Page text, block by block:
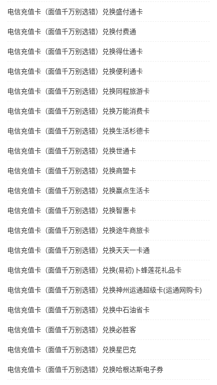
电信充值卡（面值千万别选错）兑换盛付通卡
电信充值卡（面值千万别选错）兑换付费通
电信充值卡（面值千万别选错）兑换得仕通卡
电信充值卡（面值千万别选错）兑换便利通卡
电信充值卡（面值千万别选错）兑换同程旅游卡
电信充值卡（面值千万别选错）兑换万能消费卡
电信充值卡（面值千万别选错）兑换生活杉德卡
电信充值卡（面值千万别选错）兑换世通卡
电信充值卡（面值千万别选错）兑换商盟卡
电信充值卡（面值千万别选错）兑换赢点生活卡
电信充值卡（面值千万别选错）兑换智惠卡
电信充值卡（面值千万别选错）兑换途牛商旅卡
电信充值卡（面值千万别选错）兑换天天一卡通
电信充值卡（面值千万别选错）兑换(易初)卜蜂莲花礼品卡
电信充值卡（面值千万别选错）兑换神州运通超级卡(运通网购卡)
电信充值卡（面值千万别选错）兑换中石油省卡
电信充值卡（面值千万别选错）兑换必胜客
电信充值卡（面值千万别选错）兑换星巴克
电信充值卡（面值千万别选错）兑换哈根达斯电子券